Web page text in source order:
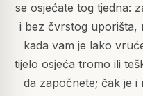
se osjećate tog tjedna:
i bez čvrstog uporišta,
kada vam je lako
tijelo osjeća tromo ili
da započnete; čak je